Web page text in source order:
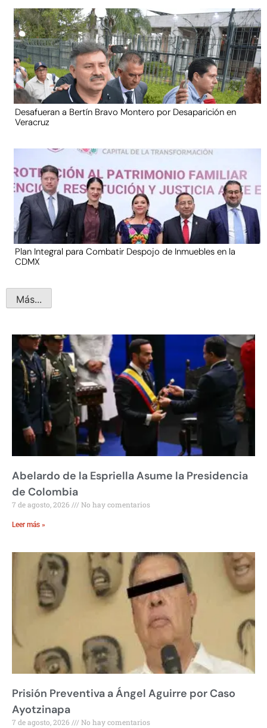
Desafueran a Bertín Bravo Montero por Desaparición en
Veracruz
Plan Integral para Combatir Despojo de Inmuebles en la
CDMX
Más...
Abelardo de la Espriella Asume la Presidencia
de Colombia
7 de agosto, 2026 No hay comentarios
Leer más »
Prisión Preventiva a Ángel Aguirre por Caso
Ayotzinapa
7 de agosto, 2026 No hay comentarios